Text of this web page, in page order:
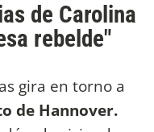
de Carolina
rebelde"
gira en torno a
de Hannover.